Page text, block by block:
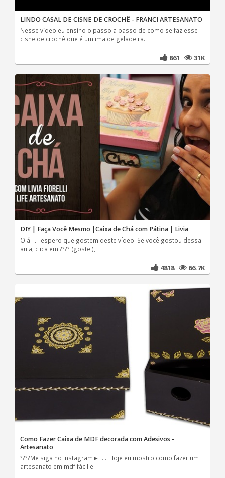
LINDO CASAL DE CISNE DE CROCHÊ - FRANCI ARTESANATO
Nesse vídeo eu ensino o passo a passo de como se faz esse
cisne de crochê que é um imã de geladeira.
861 31K
DIY | Faça Você Mesmo |Caixa de Chá com Pátina | Livia
Olá ... espero que gostem deste vídeo. Se você gostou dessa
aula, clica em ???? (gostei),
4818 66.7K
Como Fazer Caixa de MDF decorada com Adesivos -
Artesanato
????Me siga no Instagram► ... Hoje eu mostro como fazer um
artesanato em mdf fácil e